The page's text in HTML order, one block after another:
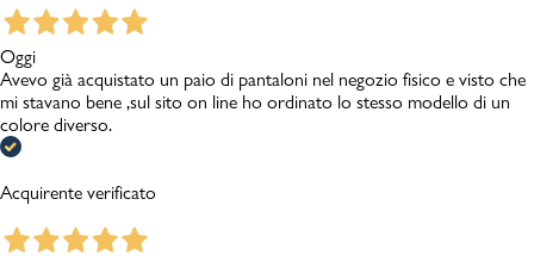
Oggi
Avevo già acquistato un paio di pantaloni nel negozio fisico e visto che
mi stavano bene ,sul sito on line ho ordinato lo stesso modello di un
colore diverso.
Acquirente verificato